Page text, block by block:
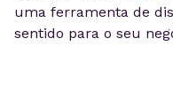
uma ferramenta de
sentido para o seu